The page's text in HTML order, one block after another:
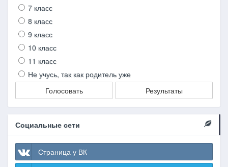
7 класс
8 класс
9 класс
10 класс
11 класс
Не учусь, так как родитель уже
Голосовать
Результаты
Социальные сети
Страница у ВК